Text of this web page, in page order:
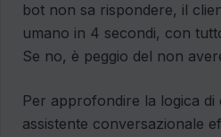
bot non sa rispondere, il
umano in 4 secondi, con
Se no, è peggio del non
Per approfondire la logica
assistente conversazionale